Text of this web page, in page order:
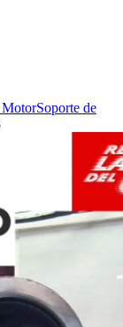
MotorSoporte de